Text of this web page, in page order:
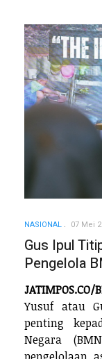
NASIONAL 07 Mei
Gus Ipul
Pengelola
Yusuf atau
penting
Negara